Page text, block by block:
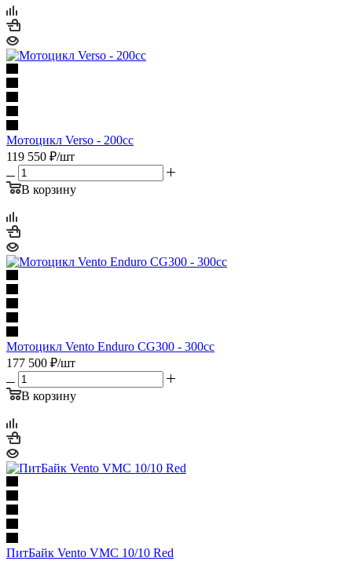
Мотоцикл Verso - 200cc
119 550 ₽/шт
В корзину
Мотоцикл Vento Enduro CG300 - 300cc
177 500 ₽/шт
В корзину
ПитБайк Vento VMC 10/10 Red